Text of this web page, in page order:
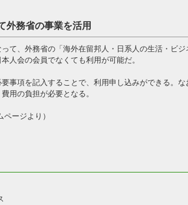
外務省の事業を活用
て、外務省の「海外在留邦人・日系人の生活・ビジ
人会の会員でなくても利用が可能だ。
事項を記入することで、利用申し込みができる。な
用の負担が必要となる。
ージより）